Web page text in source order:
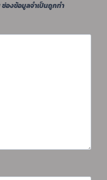
ช่องข้อมูลจำเป็นถูกทำ